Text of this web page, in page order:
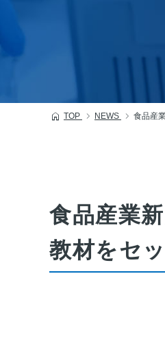
TOP NEWS 食品産
食品産業
教材をセ